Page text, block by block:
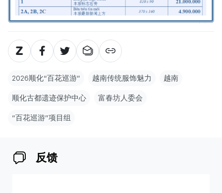
2026顺化“百花巡游” 越南传统服饰魅力 越南
顺化古都遗迹保护中心 富春坊人委会
“百花巡游”项目组
反馈